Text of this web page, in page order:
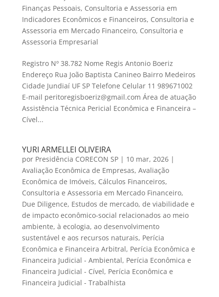
Finanças Pessoais, Consultoria e Assessoria em
Indicadores Econômicos e Financeiros, Consultoria e
Assessoria em Mercado Financeiro, Consultoria e
Assessoria Empresarial
Registro Nº 38.782 Nome Regis Antonio Boeriz
Endereço Rua João Baptista Canineo Bairro Medeiros
Cidade Jundiaí UF SP Telefone Celular 11 989671002
E-mail peritoregisboeriz@gmail.com Área de atuação
Assistência Técnica Pericial Econômica e Financeira –
Cível...
YURI ARMELLEI OLIVEIRA
por Presidência CORECON SP| 10 mar, 2026|
Avaliação Econômica de Empresas, Avaliação
Econômica de Imóveis, Cálculos Financeiros,
Consultoria e Assessoria em Mercado Financeiro,
Due Diligence, Estudos de mercado, de viabilidade e
de impacto econômico-social relacionados ao meio
ambiente, à ecologia, ao desenvolvimento
sustentável e aos recursos naturais, Perícia
Econômica e Financeira Arbitral, Perícia Econômica e
Financeira Judicial - Ambiental, Perícia Econômica e
Financeira Judicial - Cível, Perícia Econômica e
Financeira Judicial - Trabalhista